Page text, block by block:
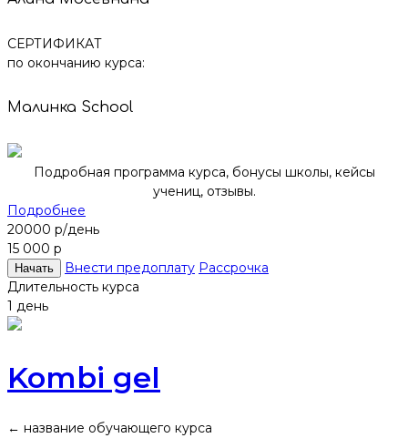
СЕРТИФИКАТ
по окончанию курса:
Малинка School
Подробная программа курса, бонусы школы, кейсы
учениц, отзывы.
Подробнее
20000 р/день
15 000 р
Начать Внести предоплату Рассрочка
Длительность курса
1 день
Kombi gel
← название обучающего курса